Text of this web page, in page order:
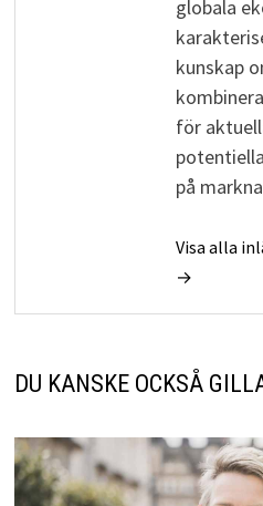
globala
kunskap
för
på
Visa alla
→
DU KANSKE OCKSÅ